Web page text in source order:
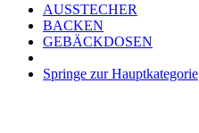
AUSSTECHER
BACKEN
GEBÄCKDOSEN
Springe zur Hauptkategorie